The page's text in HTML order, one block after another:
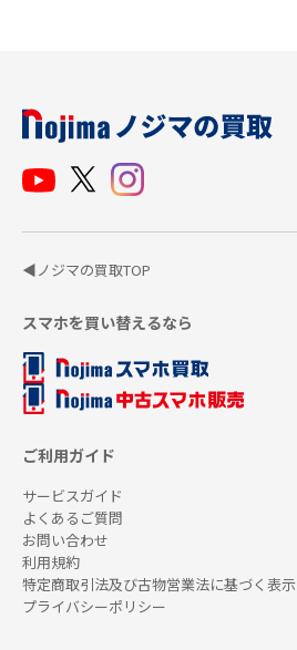
◀ノジマの買取TOP
スマホを買い替えるなら
ご利用ガイド
サービスガイド
よくあるご質問
お問い合わせ
利用規約
特定商取引法及び古物営業法に基づく表示
プライバシーポリシー